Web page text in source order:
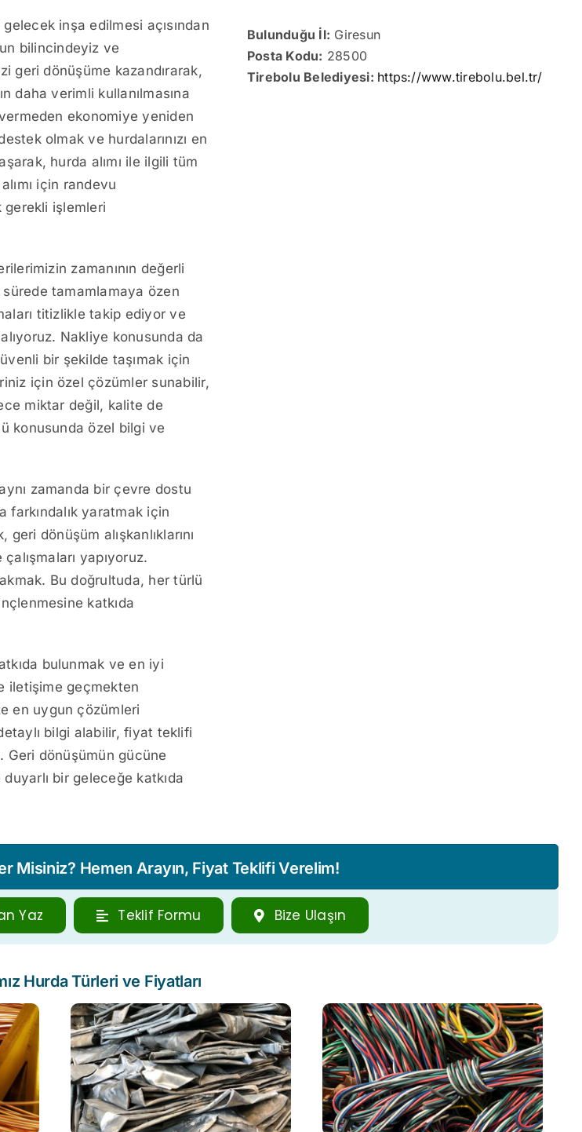
inşa edilmesi açısından
bilincindeyiz ve
geri dönüşüme kazandırarak,
daha verimli kullanılmasına
ekonomiye yeniden
olmak ve hurdalarınızı en
hurda alımı ile ilgili tüm
için randevu
gerekli işlemleri
zamanının değerli
sürede tamamlamaya özen
titizlikle takip ediyor ve
Nakliye konusunda da
bir şekilde taşımak için
için özel çözümler sunabilir,
miktar değil, kalite de
konusunda özel bilgi ve
zamanda bir çevre dostu
farkındalık yaratmak için
dönüşüm alışkanlıklarını
yapıyoruz.
Bu doğrultuda, her türlü
katkıda
bulunmak ve en iyi
iletişime geçmekten
en uygun çözümleri
bilgi alabilir, fiyat teklifi
Geri dönüşümün gücüne
duyarlı bir geleceğe katkıda
Bulunduğu İl: Giresun
Posta Kodu: 28500
Tirebolu Belediyesi: https://www.tirebolu.bel.tr/
Misiniz? Hemen Arayın, Fiyat Teklifi Verelim!
Yaz Teklif Formu Bize Ulaşın
Hurda Türleri ve Fiyatları